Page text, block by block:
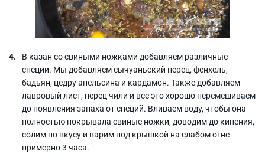
В казан со свиными ножками добавляем различные
специи. Мы добавляем сычуаньский перец, фенхель,
бадьян, цедру апельсина и кардамон. Также добавляем
лавровый лист, перец чили и все это хорошо перемешиваем
до появления запаха от специй. Вливаем воду, чтобы она
полностью покрывала свиные ножки, доводим до кипения,
солим по вкусу и варим под крышкой на слабом огне
примерно 3 часа.